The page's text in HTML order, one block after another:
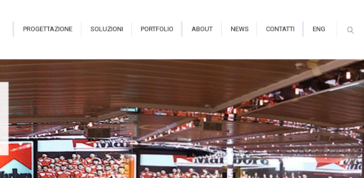
Hologram Open Frame
Stark Hostess
Stark Holo Wall
Hologram
Sala immersiva e Planetarium
Proiettori Indoor
Proiettori Outdoor alte prestazioni
Videomapping
PROGETTAZIONE SOLUZIONI PORTFOLIO ABOUT NEWS CONTATTI ENG